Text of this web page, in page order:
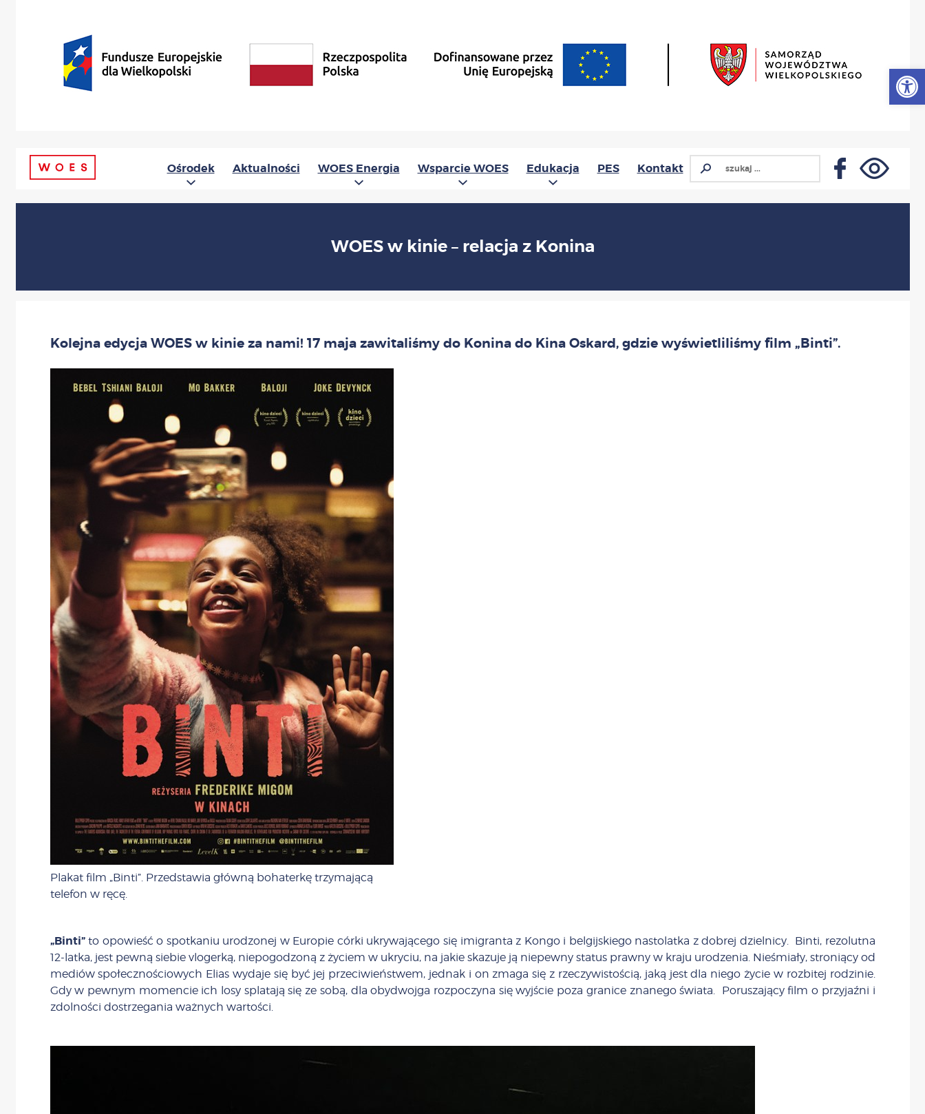
Ośrodek Aktualności WOES Energia Wsparcie WOES Edukacja PES Kontakt
WOES w kinie – relacja z Konina
Kolejna edycja WOES w kinie za nami! 17 maja zawitaliśmy do Konina do Kina Oskard, gdzie wyświetliliśmy film „Binti”.
Plakat film „Binti”. Przedstawia główną bohaterkę trzymającą
telefon w ręcę.
„Binti”to opowieść o spotkaniu urodzonej w Europie córki ukrywającego się imigranta z Kongo i belgijskiego nastolatka z dobrej dzielnicy. Binti, rezolutna
12-latka, jest pewną siebie vlogerką, niepogodzoną z życiem w ukryciu, na jakie skazuje ją niepewny status prawny w kraju urodzenia. Nieśmiały, stroniący od
mediów społecznościowych Elias wydaje się być jej przeciwieństwem, jednak i on zmaga się z rzeczywistością, jaką jest dla niego życie w rozbitej rodzinie.
Gdy w pewnym momencie ich losy splatają się ze sobą, dla obydwojga rozpoczyna się wyjście poza granice znanego świata. Poruszający film o przyjaźni i
zdolności dostrzegania ważnych wartości.